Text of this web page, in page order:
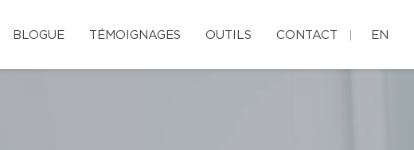
BLOGUE TÉMOIGNAGES OUTILS CONTACT EN